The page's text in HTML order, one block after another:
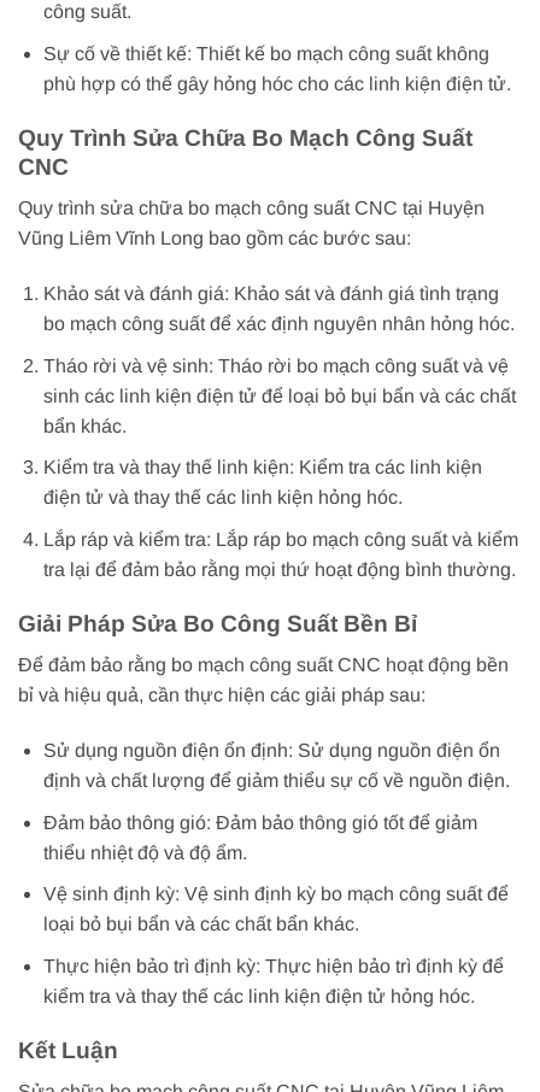
công suất.
Sự cố về thiết kế: Thiết kế bo mạch công suất không
phù hợp có thể gây hỏng hóc cho các linh kiện điện tử.
Quy Trình Sửa Chữa Bo Mạch Công Suất
CNC
Quy trình sửa chữa bo mạch công suất CNC tại Huyện
Vũng Liêm Vĩnh Long bao gồm các bước sau:
Khảo sát và đánh giá: Khảo sát và đánh giá tình trạng
bo mạch công suất để xác định nguyên nhân hỏng hóc.
Tháo rời và vệ sinh: Tháo rời bo mạch công suất và vệ
sinh các linh kiện điện tử để loại bỏ bụi bẩn và các chất
bẩn khác.
Kiểm tra và thay thế linh kiện: Kiểm tra các linh kiện
điện tử và thay thế các linh kiện hỏng hóc.
Lắp ráp và kiểm tra: Lắp ráp bo mạch công suất và kiểm
tra lại để đảm bảo rằng mọi thứ hoạt động bình thường.
Giải Pháp Sửa Bo Công Suất Bền Bỉ
Để đảm bảo rằng bo mạch công suất CNC hoạt động bền
bỉ và hiệu quả, cần thực hiện các giải pháp sau:
Sử dụng nguồn điện ổn định: Sử dụng nguồn điện ổn
định và chất lượng để giảm thiểu sự cố về nguồn điện.
Đảm bảo thông gió: Đảm bảo thông gió tốt để giảm
thiểu nhiệt độ và độ ẩm.
Vệ sinh định kỳ: Vệ sinh định kỳ bo mạch công suất để
loại bỏ bụi bẩn và các chất bẩn khác.
Thực hiện bảo trì định kỳ: Thực hiện bảo trì định kỳ để
kiểm tra và thay thế các linh kiện điện tử hỏng hóc.
Kết Luận